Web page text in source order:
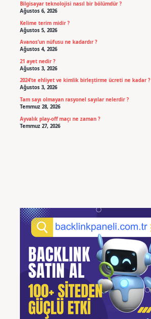
Bilgisayar teknolojisi nasıl bir bölümdür ?
Ağustos 6, 2026
Kelime terim midir ?
Ağustos 5, 2026
Avanos’un nüfusu ne kadardır ?
Ağustos 4, 2026
21 ayet nedir ?
Ağustos 3, 2026
2024’te ehliyet ve kimlik birleştirme ücreti ne kadar ?
Ağustos 3, 2026
Tam sayı olmayan rasyonel sayılar nelerdir ?
Temmuz 28, 2026
Ayvalık play-off maçı ne zaman ?
Temmuz 27, 2026